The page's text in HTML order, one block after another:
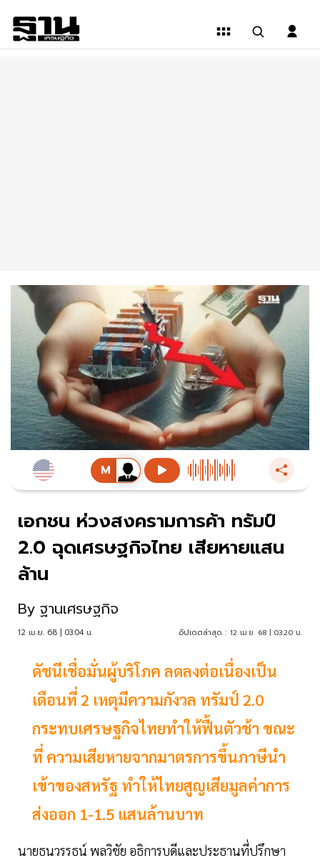
เอกชน ห่วงสงครามการค้า ทรัมป์
2.0 ฉุดเศรษฐกิจไทย เสียหายแสน
ล้าน
By ฐานเศรษฐกิจ
12 เม.ย. 68 | 03:04 น. อัปเดตล่าสุด : 12 เม.ย. 68 | 03:20 น.
ดัชนีเชื่อมั่นผู้บริโภค ลดลงต่อเนื่องเป็น
เดือนที่ 2 เหตุมีความกังวล ทรัมป์ 2.0
กระทบเศรษฐกิจไทยทำให้ฟื้นตัวช้า ขณะ
ที่ ความเสียหายจากมาตรการขึ้นภาษีนำ
เข้าของสหรัฐ ทำให้ไทยสูญเสียมูลค่าการ
ส่งออก 1-1.5 แสนล้านบาท
นายธนวรรธน์ พลวิชัย อธิการบดีและประธานที่ปรึกษา